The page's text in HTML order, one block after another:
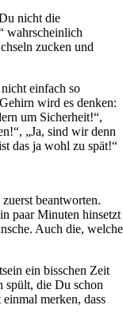
nicht die
wahrscheinlich
zucken und
einfach so
wird es denken:
um Sicherheit!“,
„Ja, sind wir denn
das ja wohl zu spät!“
beantworten.
paar Minuten hinsetzt
Auch die, welche
ein bisschen Zeit
spült, die Du schon
merken, dass